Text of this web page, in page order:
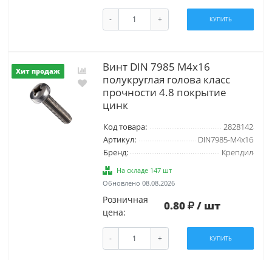
- + КУПИТЬ
Хит продаж
Винт DIN 7985 М4х16
полукруглая голова класс
прочности 4.8 покрытие
цинк
Код товара:
2828142
Артикул:
DIN7985-М4х16
Бренд:
Крепдил
На складе 147 шт
Обновлено 08.08.2026
Розничная
цена:
0.80 / шт
- + КУПИТЬ